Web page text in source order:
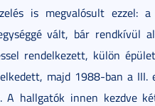
is megvalósult ezzel:
vált, bár rendkívül
rendelkezett, külön
majd 1988-ban a III.
hallgatók innen kezdve